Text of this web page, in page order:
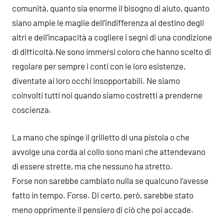
comunità, quanto sia enorme il bisogno di aiuto, quanto
siano ampie le maglie dell’indifferenza al destino degli
altri e dell’incapacità a cogliere i segni di una condizione
di difficoltà.Ne sono immersi coloro che hanno scelto di
regolare per sempre i conti con le loro esistenze,
diventate ai loro occhi insopportabili. Ne siamo
coinvolti tutti noi quando siamo costretti a prenderne
coscienza.
La mano che spinge il grilletto di una pistola o che
avvolge una corda al collo sono mani che attendevano
di essere strette, ma che nessuno ha stretto.
Forse non sarebbe cambiato nulla se qualcuno l’avesse
fatto in tempo. Forse. Di certo, però, sarebbe stato
meno opprimente il pensiero di ciò che poi accade.